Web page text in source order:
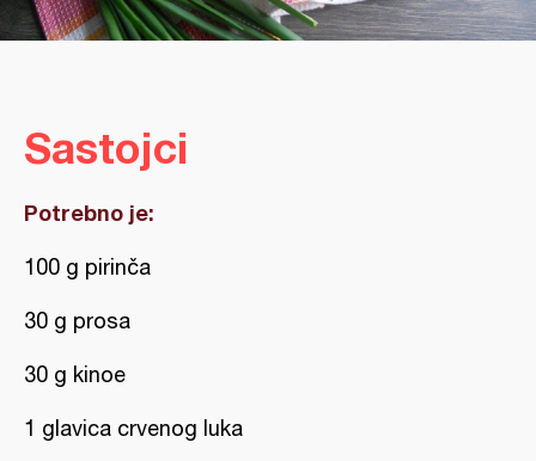
Sastojci
Potrebno je:
100 g pirinča
30 g prosa
30 g kinoe
1 glavica crvenog luka